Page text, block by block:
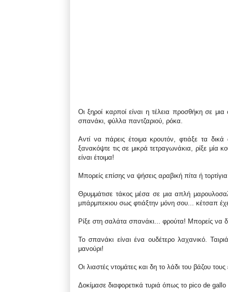
Οι ξηροί καρποί είναι η τέλεια προσθήκη σε μια
σπανάκι, φύλλα παντζαριού, ρόκα.
Αντί να πάρεις έτοιμα κρουτόν, φτιάξε τα
ξανακόψτε τις σε μικρά τετραγωνάκια, ρίξε μία
είναι έτοιμα!
Μπορείς επίσης να ψήσεις αραβική πίτα ή
Θρυμμάτισε τάκος μέσα σε μια απλή
μπάρμπεκιου σως φτιάξτην μόνη σου... κέτσαπ
Ρίξε στη σαλάτα σπανάκι... φρούτα! Μπορείς να
Το σπανάκι είναι ένα ουδέτερο λαχανικό.
μανούρι!
Οι λιαστές ντομάτες και δη το λάδι του βάζου τους
Δοκίμασε διαφορετικά τυριά όπως το pico de gallo